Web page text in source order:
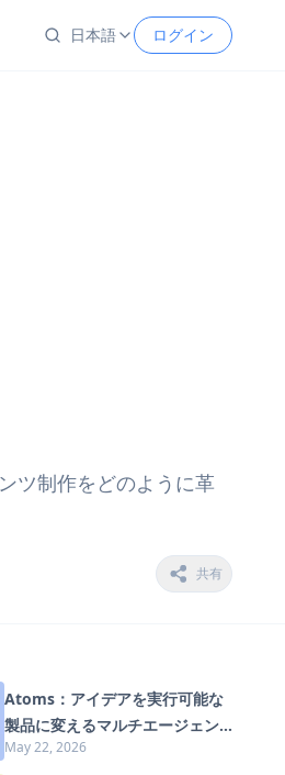
日本語 ログイン
ツ制作をどのように革
共有
Atoms：アイデアを実行可能な
製品に変えるマルチエージェン
トAIプラットフォーム
May 22, 2026